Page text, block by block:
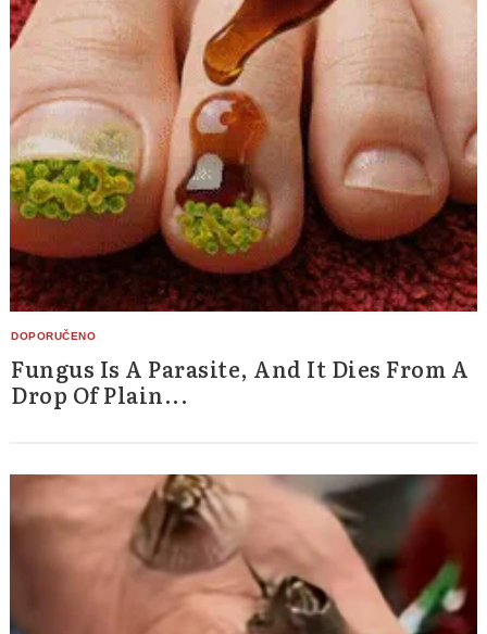
Fungus Is A Parasite, And It Dies From A
Drop Of Plain...